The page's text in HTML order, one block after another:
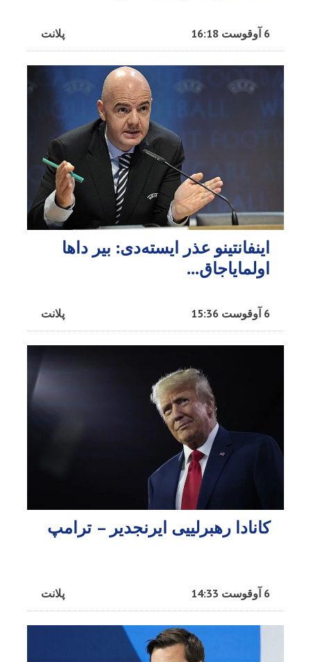
پلانت 6 آوقوست 16:18
اینفانتینو عذر ایسته‌دی: بیر داها
اولمایاجاق…
پلانت 6 آوقوست 15:36
کانادا رهبرلییی ایرنجدیر – ترامپ
پلانت 6 آوقوست 14:33